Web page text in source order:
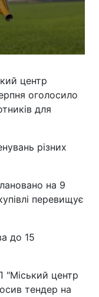
центр
оголосило
для
різних
на 9
перевищує
до 15
центр
тендер на